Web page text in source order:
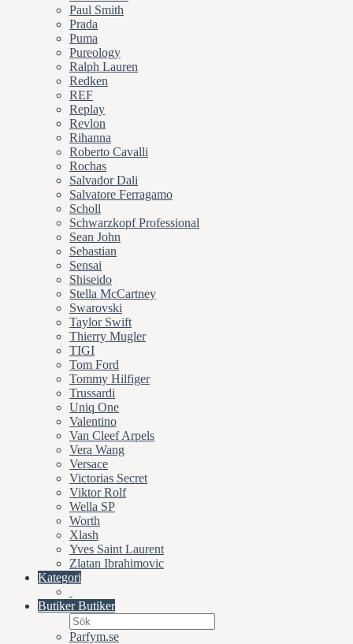
Paul Smith
Prada
Puma
Pureology
Ralph Lauren
Redken
REF
Replay
Revlon
Rihanna
Roberto Cavalli
Rochas
Salvador Dali
Salvatore Ferragamo
Scholl
Schwarzkopf Professional
Sean John
Sebastian
Sensai
Shiseido
Stella McCartney
Swarovski
Taylor Swift
Thierry Mugler
TIGI
Tom Ford
Tommy Hilfiger
Trussardi
Uniq One
Valentino
Van Cleef Arpels
Vera Wang
Versace
Victorias Secret
Viktor Rolf
Wella SP
Worth
Xlash
Yves Saint Laurent
Zlatan Ibrahimovic
Kategori
ButikerButiker
Parfym.se